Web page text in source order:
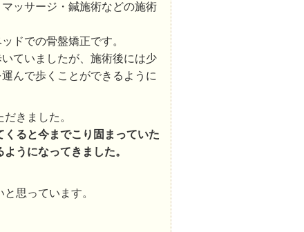
ッサージ・鍼施術などの施術
ドでの骨盤矯正です。
ていましたが、施術後には少
んで歩くことができるように
きました。
くると今までこり固まっていた
うになってきました。
思っています。